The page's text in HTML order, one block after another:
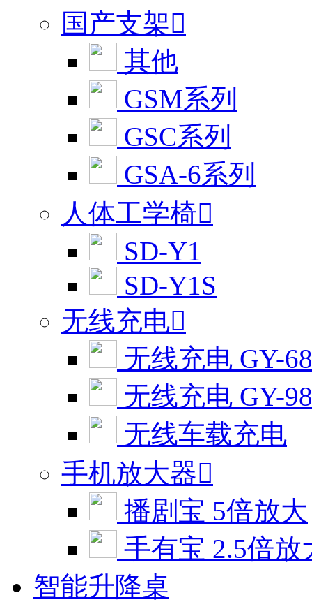
国产支架
其他
GSM系列
GSC系列
GSA-6系列
人体工学椅
SD-Y1
SD-Y1S
无线充电
无线充电 GY-68
无线充电 GY-98
无线车载充电
手机放大器
播剧宝 5倍放大
手有宝 2.5倍放
智能升降桌